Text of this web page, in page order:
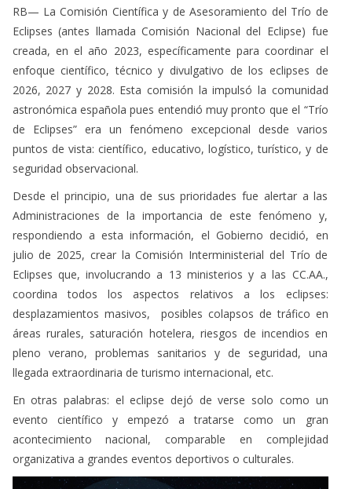
enfoque científico, técnico y divulgativo de los eclipses de
2026, 2027 y 2028. Esta comisión la impulsó la comunidad
astronómica española pues entendió muy pronto que el “Trío
de Eclipses” era un fenómeno excepcional desde varios
puntos de vista: científico, educativo, logístico, turístico, y de
seguridad observacional.
Desde el principio, una de sus prioridades fue alertar a las
Administraciones de la importancia de este fenómeno y,
julio de 2025, crear la Comisión Interministerial del Trío de
Eclipses que, involucrando a 13 ministerios y a las CC.AA.,
coordina todos los aspectos relativos a los eclipses:
desplazamientos masivos, posibles colapsos de tráfico en
áreas rurales, saturación hotelera, riesgos de incendios en
pleno verano, problemas sanitarios y de seguridad, una
llegada extraordinaria de turismo internacional, etc.
En otras palabras: el eclipse dejó de verse solo como un
evento científico y empezó a tratarse como un gran
organizativa a grandes eventos deportivos o culturales.